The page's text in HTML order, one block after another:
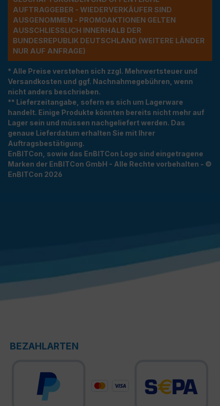
UFTRAGGEBER - WIEDERVERKÄUFER SIND A
USGENOMMEN - PROMOAKTIONEN GELTEN A
USSCHLIESSLICH INNERHALB DER BU
NDESREPUBLIK DEUTSCHLAND (WEITERE LÄNDER NU
R AUF ANFRAGE)
* Alle Preise verstehen sich zzgl. Mehrwertsteuer und
Versandkosten und ggf. Nachnahmegebühren, wenn
nicht anders beschrieben.
** Lieferzeitangabe, sofern es sich um Lagerware
handelt. Einige Produkte könnten bereits nicht mehr auf
Lager sein und müssen nachgeliefert werden. Das
genaue Lieferdatum erhalten Sie mit Ihrer
Auftragsbestätigung.
EnBITCon, sowie das EnBITCon Logo sind eingetragene
Marken der EnBITCon GmbH - Alle Rechte vorbehalten - ©
EnBITCon 2026
BEZAHLARTEN